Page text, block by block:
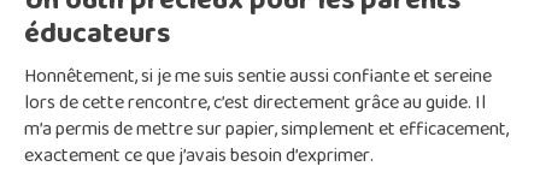
éducateurs
Honnêtement, si je me suis sentie aussi confiante et sereine
lors de cette rencontre, c’est directement grâce au guide. Il
m’a permis de mettre sur papier, simplement et efficacement,
exactement ce que j’avais besoin d’exprimer.